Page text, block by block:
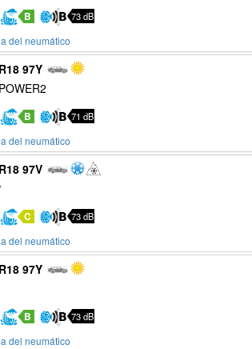
B 73 dB
del neumático
97Y
B 71 dB
del neumático
97V
C 73 dB
del neumático
97Y
B 73 dB
del neumático